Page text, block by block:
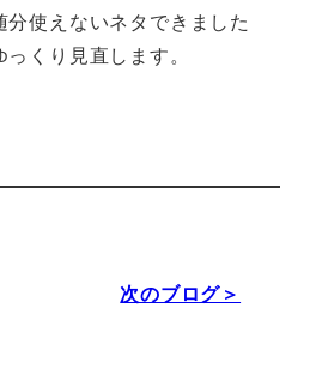
使えないネタできました
くり見直します。
次のブログ＞